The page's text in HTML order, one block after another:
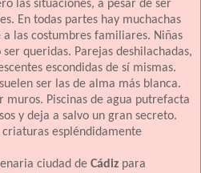
las situaciones, a pesar de ser
En todas partes hay muchachas
las costumbres familiares. Niñas
queridas. Parejas deshilachadas,
escondidas de sí mismas.
ser las de alma más blanca.
muros. Piscinas de agua putrefacta
y deja a salvo un gran secreto.
espléndidamente
ciudad de Cádiz para